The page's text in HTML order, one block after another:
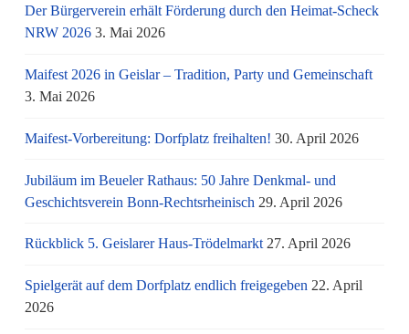
Der Bürgerverein erhält Förderung durch den Heimat-Scheck
NRW 2026 3. Mai 2026
Maifest 2026 in Geislar – Tradition, Party und Gemeinschaft
3. Mai 2026
Maifest-Vorbereitung: Dorfplatz freihalten! 30. April 2026
Jubiläum im Beueler Rathaus: 50 Jahre Denkmal- und
Geschichtsverein Bonn-Rechtsrheinisch 29. April 2026
Rückblick 5. Geislarer Haus-Trödelmarkt 27. April 2026
Spielgerät auf dem Dorfplatz endlich freigegeben 22. April
2026